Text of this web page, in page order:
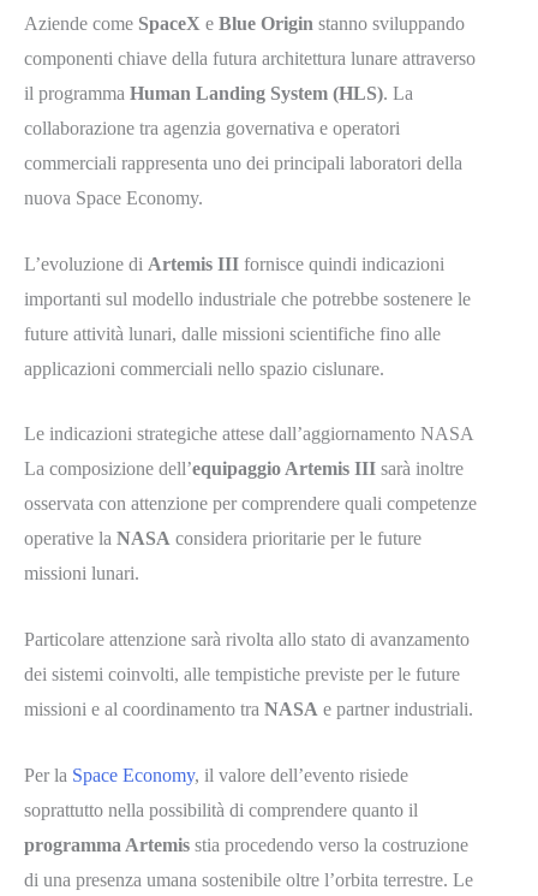
Aziende come SpaceX e Blue Origin stanno sviluppando
componenti chiave della futura architettura lunare attraverso
il programma Human Landing System (HLS). La
collaborazione tra agenzia governativa e operatori
commerciali rappresenta uno dei principali laboratori della
nuova Space Economy.
L’evoluzione di Artemis III fornisce quindi indicazioni
importanti sul modello industriale che potrebbe sostenere le
future attività lunari, dalle missioni scientifiche fino alle
applicazioni commerciali nello spazio cislunare.
Le indicazioni strategiche attese dall’aggiornamento NASA
La composizione dell’equipaggio Artemis III sarà inoltre
osservata con attenzione per comprendere quali competenze
operative la NASA considera prioritarie per le future
missioni lunari.
Particolare attenzione sarà rivolta allo stato di avanzamento
dei sistemi coinvolti, alle tempistiche previste per le future
missioni e al coordinamento tra NASA e partner industriali.
Per la Space Economy, il valore dell’evento risiede
soprattutto nella possibilità di comprendere quanto il
programma Artemis stia procedendo verso la costruzione
di una presenza umana sostenibile oltre l’orbita terrestre. Le